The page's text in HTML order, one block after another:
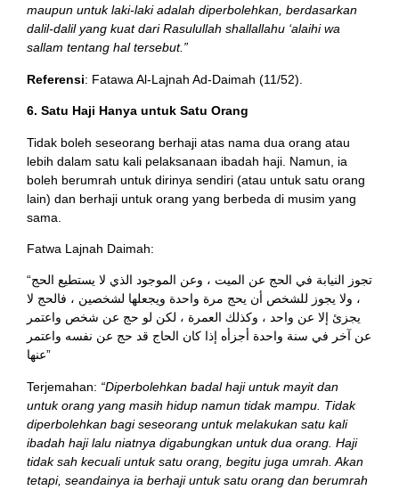
maupun untuk laki-laki adalah diperbolehkan, berdasarkan
dalil-dalil yang kuat dari Rasulullah shallallahu ‘alaihi wa
sallam tentang hal tersebut.”
Referensi: Fatawa Al-Lajnah Ad-Daimah (11/52).
6. Satu Haji Hanya untuk Satu Orang
Tidak boleh seseorang berhaji atas nama dua orang atau
lebih dalam satu kali pelaksanaan ibadah haji. Namun, ia
boleh berumrah untuk dirinya sendiri (atau untuk satu orang
lain) dan berhaji untuk orang yang berbeda di musim yang
sama.
Fatwa Lajnah Daimah:
“تجوز النيابة في الحج عن الميت ، وعن الموجود الذي لا يستطيع الحج
، ولا يجوز للشخص أن يحج مرة واحدة ويجعلها لشخصين ، فالحج لا
يجزئ إلا عن واحد ، وكذلك العمرة ، لكن لو حج عن شخص واعتمر
عن آخر في سنة واحدة أجزأه إذا كان الحاج قد حج عن نفسه واعتمر
عنها”
Terjemahan: “Diperbolehkan badal haji untuk mayit dan
untuk orang yang masih hidup namun tidak mampu. Tidak
diperbolehkan bagi seseorang untuk melakukan satu kali
ibadah haji lalu niatnya digabungkan untuk dua orang. Haji
tidak sah kecuali untuk satu orang, begitu juga umrah. Akan
tetapi, seandainya ia berhaji untuk satu orang dan berumrah